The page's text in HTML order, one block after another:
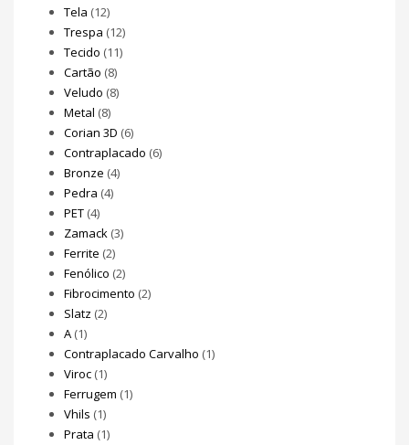
Tela (12)
Trespa (12)
Tecido (11)
Cartão (8)
Veludo (8)
Metal (8)
Corian 3D (6)
Contraplacado (6)
Bronze (4)
Pedra (4)
PET (4)
Zamack (3)
Ferrite (2)
Fenólico (2)
Fibrocimento (2)
Slatz (2)
A (1)
Contraplacado Carvalho (1)
Viroc (1)
Ferrugem (1)
Vhils (1)
Prata (1)